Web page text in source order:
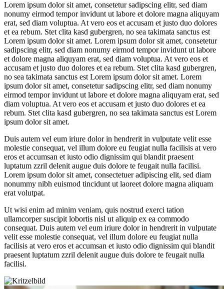
Lorem ipsum dolor sit amet, consetetur sadipscing elitr, sed diam
nonumy eirmod tempor invidunt ut labore et dolore magna aliquyam
erat, sed diam voluptua. At vero eos et accusam et justo duo dolores
et ea rebum. Stet clita kasd gubergren, no sea takimata sanctus est
Lorem ipsum dolor sit amet. Lorem ipsum dolor sit amet, consetetur
sadipscing elitr, sed diam nonumy eirmod tempor invidunt ut labore
et dolore magna aliquyam erat, sed diam voluptua. At vero eos et
accusam et justo duo dolores et ea rebum. Stet clita kasd gubergren,
no sea takimata sanctus est Lorem ipsum dolor sit amet. Lorem
ipsum dolor sit amet, consetetur sadipscing elitr, sed diam nonumy
eirmod tempor invidunt ut labore et dolore magna aliquyam erat, sed
diam voluptua. At vero eos et accusam et justo duo dolores et ea
rebum. Stet clita kasd gubergren, no sea takimata sanctus est Lorem
ipsum dolor sit amet.
Duis autem vel eum iriure dolor in hendrerit in vulputate velit esse
molestie consequat, vel illum dolore eu feugiat nulla facilisis at vero
eros et accumsan et iusto odio dignissim qui blandit praesent
luptatum zzril delenit augue duis dolore te feugait nulla facilisi.
Lorem ipsum dolor sit amet, consectetuer adipiscing elit, sed diam
nonummy nibh euismod tincidunt ut laoreet dolore magna aliquam
erat volutpat.
Ut wisi enim ad minim veniam, quis nostrud exerci tation
ullamcorper suscipit lobortis nisl ut aliquip ex ea commodo
consequat. Duis autem vel eum iriure dolor in hendrerit in vulputate
velit esse molestie consequat, vel illum dolore eu feugiat nulla
facilisis at vero eros et accumsan et iusto odio dignissim qui blandit
praesent luptatum zzril delenit augue duis dolore te feugait nulla
facilisi.